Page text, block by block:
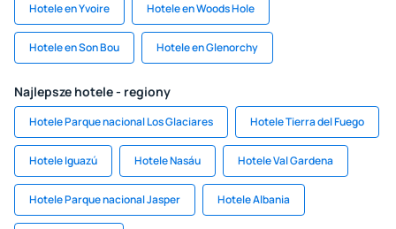
Hotele en Yvoire Hotele en Woods Hole
Hotele en Son Bou Hotele en Glenorchy
Najlepsze hotele - regiony
Hotele Parque nacional Los Glaciares Hotele Tierra del Fuego
Hotele Iguazú Hotele Nasáu Hotele Val Gardena
Hotele Parque nacional Jasper Hotele Albania